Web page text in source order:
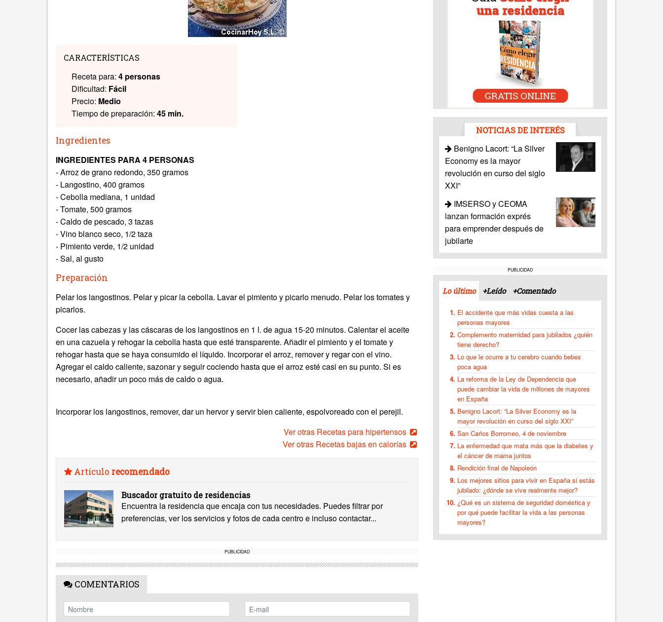
CARACTERÍSTICAS
Receta para: 4 personas
Dificultad: Fácil
Precio: Medio
Tiempo de preparación: 45 min.
Ingredientes
INGREDIENTES PARA 4 PERSONAS
- Arroz de grano redondo, 350 gramos
- Langostino, 400 gramos
- Cebolla mediana, 1 unidad
- Tomate, 500 gramos
- Caldo de pescado, 3 tazas
- Vino blanco seco, 1/2 taza
- Pimiento verde, 1/2 unidad
- Sal, al gusto
Preparación
Pelar los langostinos. Pelar y picar la cebolla. Lavar el pimiento y picarlo menudo. Pelar los tomates y
picarlos.
Cocer las cabezas y las cáscaras de los langostinos en 1 l. de agua 15-20 minutos. Calentar el aceite
en una cazuela y rehogar la cebolla hasta que esté transparente. Añadir el pimiento y el tomate y
rehogar hasta que se haya consumido el líquido. Incorporar el arroz, remover y regar con el vino.
Agregar el caldo caliente, sazonar y seguir cociendo hasta que el arroz esté casi en su punto. Si es
necesario, añadir un poco más de caldo o agua.
Incorporar los langostinos, remover, dar un hervor y servir bien caliente, espolvoreado con el perejil.
Ver otras Recetas para hipertensos
Ver otras Recetas bajas en calorías
Artículo recomendado
Buscador gratuito de residencias
Encuentra la residencia que encaja con tus necesidades. Puedes filtrar por
preferencias, ver los servicios y fotos de cada centro e incluso contactar...
PUBLICIDAD
COMENTARIOS
NOTICIAS DE INTERÉS
Benigno Lacort: “La Silver
Economy es la mayor
revolución en curso del siglo
XXI”
IMSERSO y CEOMA
lanzan formación exprés
para emprender después de
jubilarte
PUBLICIDAD
Lo último +Leído +Comentado
El accidente que más vidas cuesta a las
personas mayores
Complemento maternidad para jubilados ¿quién
tiene derecho?
Lo que le ocurre a tu cerebro cuando bebes
poca agua
La reforma de la Ley de Dependencia que
puede cambiar la vida de millones de mayores
en España
Benigno Lacort: “La Silver Economy es la
mayor revolución en curso del siglo XXI”
San Carlos Borromeo, 4 de noviembre
La enfermedad que mata más que la diabetes y
el cáncer de mama juntos
Rendición final de Napoleón
Los mejores sitios para vivir en España si estás
jubilado: ¿dónde se vive realmente mejor?
¿Qué es un sistema de seguridad doméstica y
por qué puede facilitar la vida a las personas
mayores?